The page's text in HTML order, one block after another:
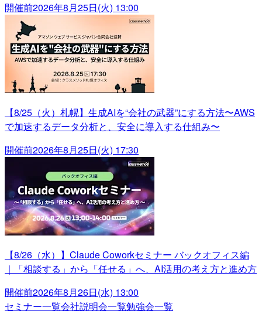
開催前2026年8月25日(火) 13:00
【8/25（火）札幌】生成AIを“会社の武器”にする方法〜AWS
で加速するデータ分析と、安全に導入する仕組み〜
開催前2026年8月25日(火) 17:30
【8/26（水）】Claude Coworkセミナー バックオフィス編
｜「相談する」から「任せる」へ、AI活用の考え方と進め方
開催前2026年8月26日(水) 13:00
セミナー一覧会社説明会一覧勉強会一覧